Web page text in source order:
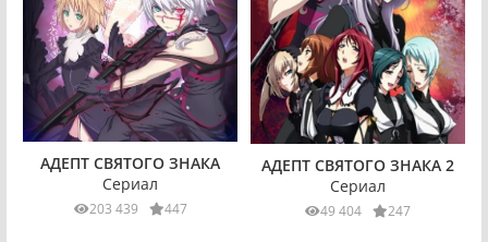
АДЕПТ СВЯТОГО ЗНАКА
Сериал
203 439 447
АДЕПТ СВЯТОГО ЗНАКА 2
Сериал
49 404 247